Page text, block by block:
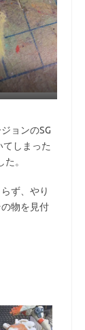
ョンのSG
しまった
。
ず、やり
物を見付